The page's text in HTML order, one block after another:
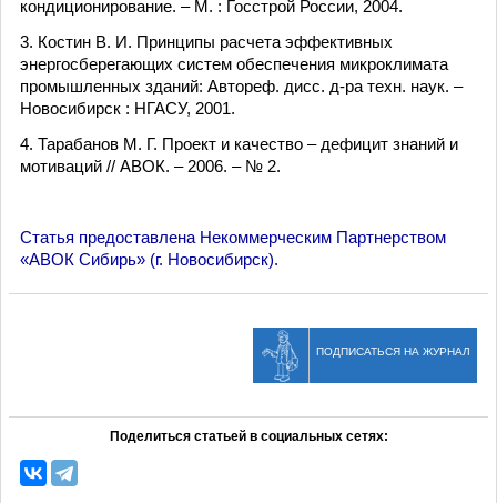
кондиционирование. – М. : Госстрой России, 2004.
3. Костин В. И. Принципы расчета эффективных
энергосберегающих систем обеспечения микроклимата
промышленных зданий: Автореф. дисс. д-ра техн. наук. –
Новосибирск : НГАСУ, 2001.
4. Тарабанов М. Г. Проект и качество – дефицит знаний и
мотиваций // АВОК. – 2006. – № 2.
Cтатья предоставлена Некоммерческим Партнерством
«АВОК Сибирь» (г. Новосибирск).
ПОДПИСАТЬСЯ НА ЖУРНАЛ
Поделиться статьей в социальных сетях: